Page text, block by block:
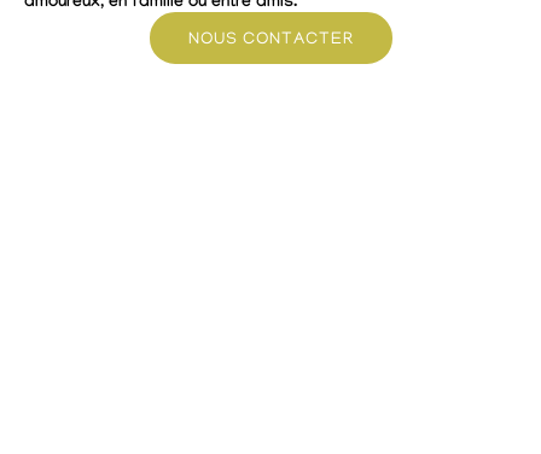
NOUS CONTACTER